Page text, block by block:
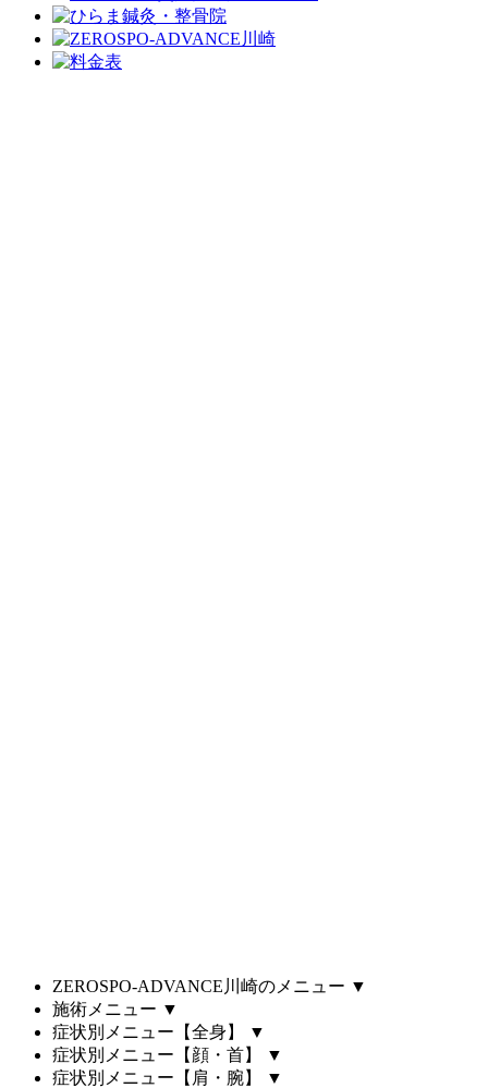
ZEROSPO-ADVANCE川崎のメニュー ▼
施術メニュー ▼
症状別メニュー【全身】
▼
症状別メニュー【顔・首】
▼
症状別メニュー【肩・腕】
▼